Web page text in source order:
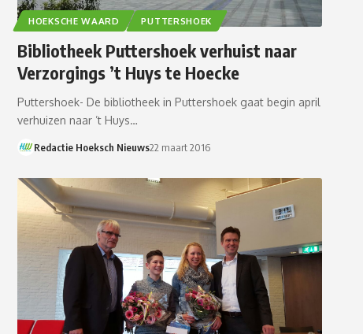
HOEKSCHE WAARD PUTTERSHOEK
Bibliotheek Puttershoek verhuist naar
Verzorgings ’t Huys te Hoecke
Puttershoek- De bibliotheek in Puttershoek gaat begin april
verhuizen naar ’t Huys…
Redactie Hoeksch Nieuws22 maart 2016